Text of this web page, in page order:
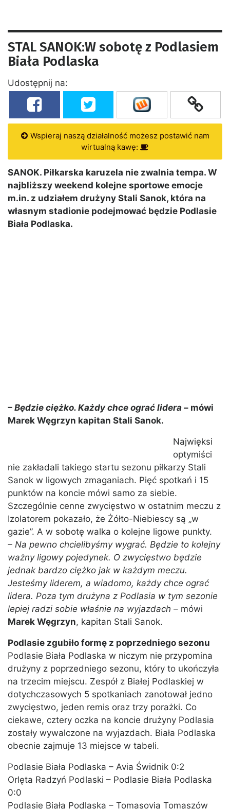
STAL SANOK:W sobotę z Podlasiem
Biała Podlaska
Udostępnij na:
Wspieraj naszą działalność możesz postawić nam
wirtualną kawę:
SANOK. Piłkarska karuzela nie zwalnia tempa. W
najbliższy weekend kolejne sportowe emocje
m.in. z udziałem drużyny Stali Sanok, która na
własnym stadionie podejmować będzie Podlasie
Biała Podlaska.
– Będzie ciężko. Każdy chce ograć lidera – mówi
Marek Węgrzyn kapitan Stali Sanok.
Najwięksi
optymiści
nie zakładali takiego startu sezonu piłkarzy Stali
Sanok w ligowych zmaganiach. Pięć spotkań i 15
punktów na koncie mówi samo za siebie.
Szczególnie cenne zwycięstwo w ostatnim meczu z
Izolatorem pokazało, że Żółto-Niebiescy są „w
gazie”. A w sobotę walka o kolejne ligowe punkty.
– Na pewno chcielibyśmy wygrać. Będzie to kolejny
ważny ligowy pojedynek. O zwycięstwo będzie
jednak bardzo ciężko jak w każdym meczu.
Jesteśmy liderem, a wiadomo, każdy chce ograć
lidera. Poza tym drużyna z Podlasia w tym sezonie
lepiej radzi sobie właśnie na wyjazdach – mówi
Marek Węgrzyn, kapitan Stali Sanok.
Podlasie zgubiło formę z poprzedniego sezonu
Podlasie Biała Podlaska w niczym nie przypomina
drużyny z poprzedniego sezonu, który to ukończyła
na trzecim miejscu. Zespół z Białej Podlaskiej w
dotychczasowych 5 spotkaniach zanotował jedno
zwycięstwo, jeden remis oraz trzy porażki. Co
ciekawe, cztery oczka na koncie drużyny Podlasia
zostały wywalczone na wyjazdach. Biała Podlaska
obecnie zajmuje 13 miejsce w tabeli.
Podlasie Biała Podlaska – Avia Świdnik 0:2
Orlęta Radzyń Podlaski – Podlasie Biała Podlaska
0:0
Podlasie Biała Podlaska – Tomasovia Tomaszów